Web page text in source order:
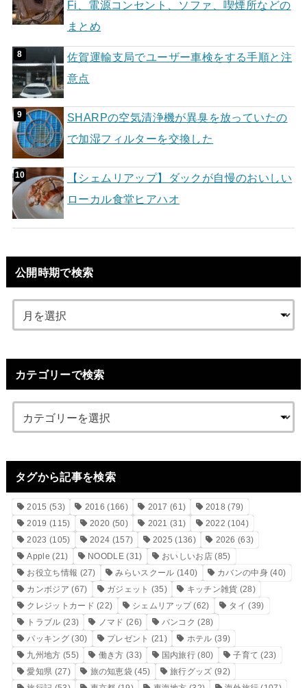
Fi、電源コンセント、ソファ、喫煙所などの
まとめ
佐賀運輸支局でユーザー車検をする手順と注
意点
SHARPの空気清浄機が異臭を放っていたの
で加湿フィルターを交換した
【シェムリアップ】ダックが自慢のおいしい
ローカル食堂ヒアハオ
公開時期で検索
カテゴリーで検索
タグから記事を検索
2015 (53) 2016 (166) 2017 (61) 2018 (79)
2019 (115) 2020 (50) 2021 (31) 2022 (104)
2023 (105) 2024 (157) 2025 (136) 2026 (63)
Apple (21) NOODLE(31) おいしいお店(85)
お役立ち情報 (27) みらいスクール (140) カバンの中身(40)
カンボジア (67) ガジェット (35) キッチン雑貨 (28)
クレジットカード (22) シェムリアップ(62) タイ (39)
トラブル (23) ノマド (26) バンコク (28)
パッキング(30) プレゼント (21) ホテル (39)
九州地方 (55) 働き方 (33) 国内旅行 (80) 子育て (23)
愛知県 (27) 旅の知恵袋 (45) 旅行グッズ (92)